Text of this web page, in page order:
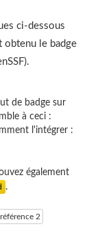
ci-dessous
le badge
de badge sur
à ceci :
l'intégrer :
également
.
2